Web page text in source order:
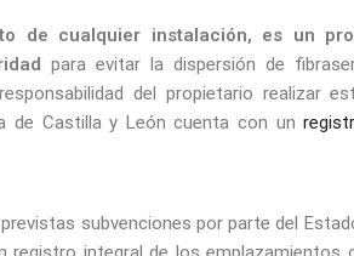
de cualquier instalación, es un
para evitar la dispersión de
del propietario realizar
de Castilla y León cuenta con un
subvenciones por parte del